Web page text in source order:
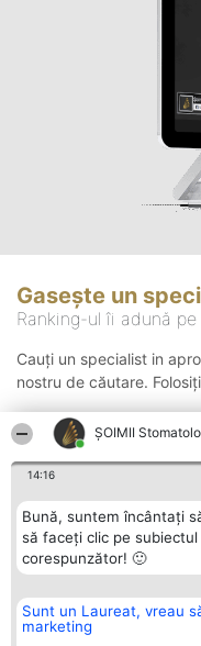
ȘOIMII
14:16
Bună, suntem încântați
să faceți clic pe
corespunzător! 🙂
Sunt un Laureat, vreau
marketing
Gasește un
Ranking-ul îi adună
Cauți un specialist in
nostru de căutare.
Organizator Ranking
BRIGHT SOLUTIONS BR SRL